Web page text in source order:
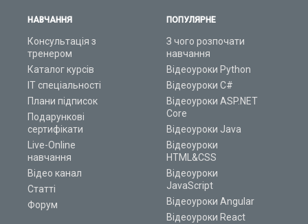
НАВЧАННЯ
Консультація з
тренером
Каталог курсів
ІТ спеціальності
Плани підписок
Подарункові
сертифікати
Live-Online
навчання
Відео канал
Статті
Форум
ПОПУЛЯРНЕ
З чого розпочати
навчання
Відеоуроки Python
Відеоуроки C#
Відеоуроки ASP.NET
Core
Відеоуроки Java
Відеоуроки
HTML&CSS
Відеоуроки
JavaScript
Відеоуроки Angular
Відеоуроки React